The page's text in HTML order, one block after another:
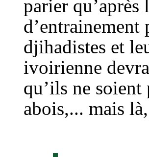
parier
d’entrainement
djihadistes et
ivoirienne
qu’ils ne
abois,... mais